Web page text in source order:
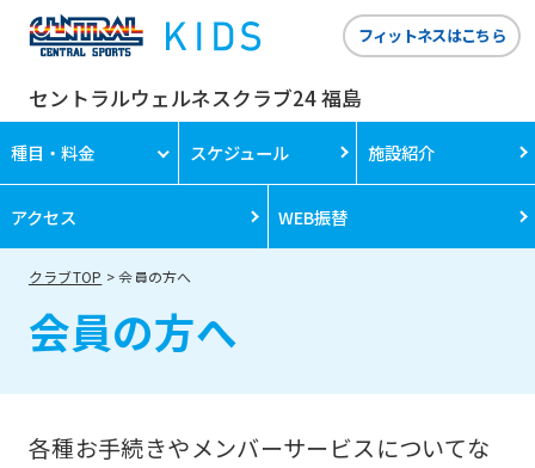
セントラルウェルネスクラブ24 福島
フィットネスはこちら
種目・料金 スケジュール 施設紹介
アクセス WEB振替
クラブTOP 会員の方へ
会員の方へ
各種お手続きやメンバーサービスについてな